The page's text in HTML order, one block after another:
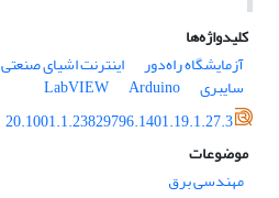
کلیدواژه‌ها
آزمایشگاه راه‎‌دور
اینترنت اشیای صنعتی
سایبری LabVIEW
Arduino
20.1001.1.23829796.1401.19.1.27.3
موضوعات
مهندسی برق